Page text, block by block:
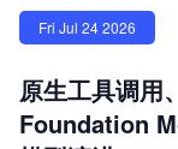
Fri Jul 24 2026
原生工具调用
Foundation